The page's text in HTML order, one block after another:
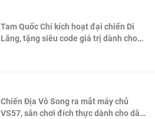
Tam Quốc Chí kích hoạt đại chiến Di
Lăng, tặng siêu code giá trị dành cho
Chiến Địa Vô Song ra mắt máy chủ
VS57, sân chơi đích thực dành cho dân